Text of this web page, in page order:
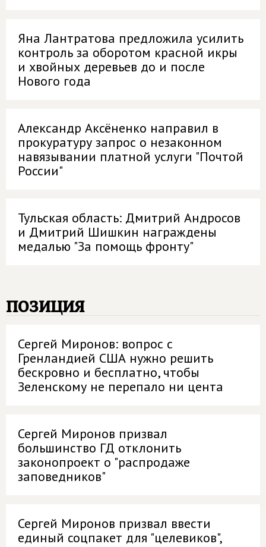
Яна Лантратова предложила усилить
контроль за оборотом красной икры
и хвойных деревьев до и после
Нового года
Александр Аксёненко направил в
прокуратуру запрос о незаконном
навязывании платной услуги "Почтой
России"
Тульская область: Дмитрий Андросов
и Дмитрий Шишкин награждены
медалью "За помощь фронту"
позиция
Сергей Миронов: вопрос с
Гренландией США нужно решить
бескровно и бесплатно, чтобы
Зеленскому не перепало ни цента
Сергей Миронов призвал
большинство ГД отклонить
законопроект о "распродаже
заповедников"
Сергей Миронов призвал ввести
единый соцпакет для "целевиков",